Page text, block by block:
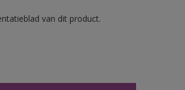
van dit product.